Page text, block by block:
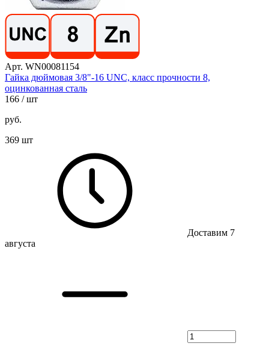
Арт. WN00081154
Гайка дюймовая 3/8"-16 UNC, класс прочности 8,
оцинкованная сталь
166 / шт
руб.
369 шт
Доставим 7
августа